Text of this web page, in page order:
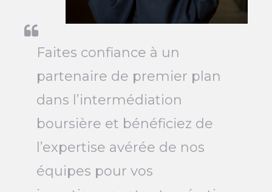
Faites confiance à un
partenaire de premier plan
dans l’intermédiation
boursière et bénéficiez de
l’expertise avérée de nos
équipes pour vos